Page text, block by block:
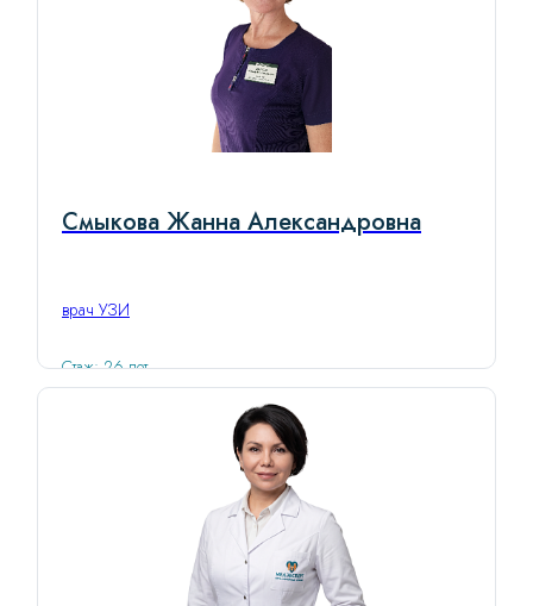
Смыкова Жанна Александровна
врач УЗИ
Стаж: 26 лет